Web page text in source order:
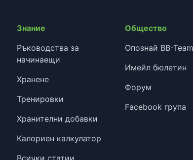
Знание
Ръководства за
начинаещи
Хранене
Тренировки
Хранителни добавки
Калориен калкулатор
Всички статии
Общество
Опознай BB-Team
Имейл бюлетин
Форум
Facebook група